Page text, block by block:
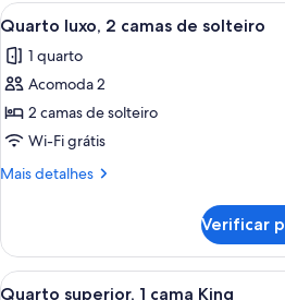
sofá-
cama
cama
e
sofá-
Carrega
todas
as
fotos
de
Quarto
luxo,
de
solteiro
8
Quarto luxo, 2 camas de solteiro
1 quarto
Acomoda 2
2 camas de solteiro
Wi-Fi grátis
Mais detalhes
Mais
luxo,
camas
Verificar
Carrega
5
Quarto superior, 1 cama King